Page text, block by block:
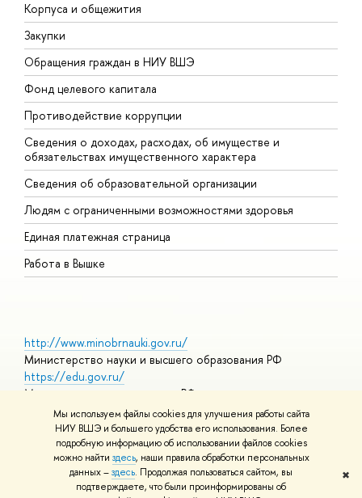
Мы используем файлы cookies для улучшения работы сайта
НИУ ВШЭ и большего удобства его использования. Более
подробную информацию об использовании файлов cookies
можно найти здесь, наши правила обработки персональных
данных –здесь. Продолжая пользоваться сайтом, вы
подтверждаете, что были проинформированы об
✖
Корпуса и общежития
Закупки
Обращения граждан в НИУ ВШЭ
Фонд целевого капитала
Противодействие коррупции
Сведения о доходах, расходах, об имуществе и
обязательствах имущественного характера
Сведения об образовательной организации
Людям с ограниченными возможностями здоровья
Единая платежная страница
Работа в Вышке
http://www.minobrnauki.gov.ru/
Министерство науки и высшего образования РФ
https://edu.gov.ru/
Министерство просвещения РФ
https://elearning.hse.ru/mooc
Массовые открытые онлайн-курсы
© НИУ ВШЭ 1993–2026 Адреса и контактыУсловия
использования материалов Политика конфиденциальности